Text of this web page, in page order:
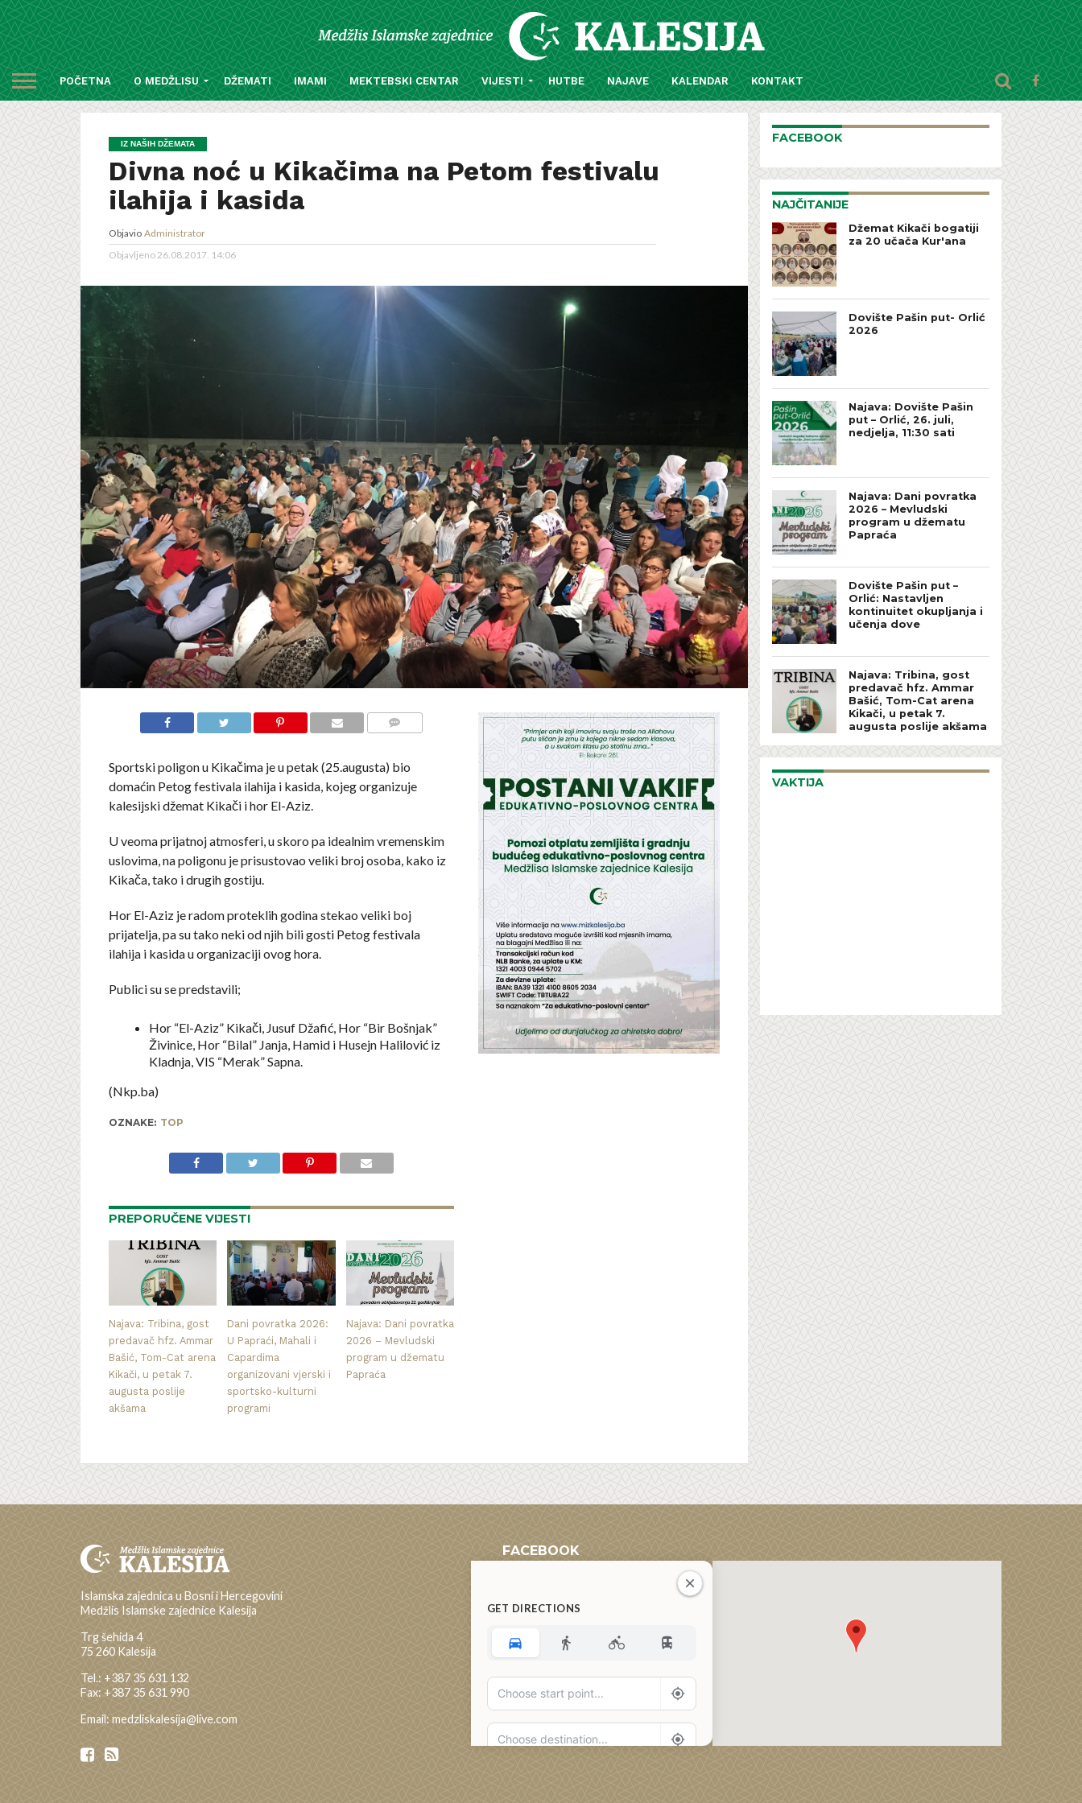
POČETNA O MEDŽLISU DŽEMATI IMAMI MEKTEBSKI CENTAR VIJESTI HUTBE NAJAVE KALENDAR KONTAKT
IZ NAŠIH DŽEMATA
Divna noć u Kikačima na Petom festivalu
ilahija i kasida
Objavio Administrator
Objavljeno26.08.2017. 14:06
Sportski poligon u Kikačima je u petak (25.augusta) bio
domaćin Petog festivala ilahija i kasida, kojeg organizuje
kalesijski džemat Kikači i hor El-Aziz.
U veoma prijatnoj atmosferi, u skoro pa idealnim vremenskim
uslovima, na poligonu je prisustovao veliki broj osoba, kako iz
Kikača, tako i drugih gostiju.
Hor El-Aziz je radom proteklih godina stekao veliki boj
prijatelja, pa su tako neki od njih bili gosti Petog festivala
ilahija i kasida u organizaciji ovog hora.
Publici su se predstavili;
Hor “El-Aziz” Kikači, Jusuf Džafić, Hor “Bir Bošnjak”
Živinice, Hor “Bilal” Janja, Hamid i Husejn Halilović iz
Kladnja, VIS “Merak” Sapna.
(Nkp.ba)
OZNAKE: TOP
PREPORUČENE VIJESTI
Najava: Tribina, gost
predavač hfz. Ammar
Bašić, Tom-Cat arena
Kikači, u petak 7.
augusta poslije
akšama
Dani povratka 2026:
U Papraći, Mahali i
Capardima
organizovani vjerski i
sportsko-kulturni
programi
Najava: Dani povratka
2026 – Mevludski
program u džematu
Papraća
FACEBOOK
NAJČITANIJE
Džemat Kikači bogatiji
za 20 učača Kur'ana
Dovište Pašin put- Orlić
2026
Najava: Dovište Pašin
put – Orlić, 26. juli,
nedjelja, 11:30 sati
Najava: Dani povratka
2026 – Mevludski
program u džematu
Papraća
Dovište Pašin put –
Orlić: Nastavljen
kontinuitet okupljanja i
učenja dove
Najava: Tribina, gost
predavač hfz. Ammar
Bašić, Tom-Cat arena
Kikači, u petak 7.
augusta poslije akšama
VAKTIJA
Islamska zajednica u Bosni i Hercegovini
Medžlis Islamske zajednice Kalesija
Trg šehida 4
75 260 Kalesija
Tel.: +387 35 631 132
Fax: +387 35 631 990
Email: medzliskalesija@live.com
FACEBOOK
GET DIRECTIONS
Add Waypoint